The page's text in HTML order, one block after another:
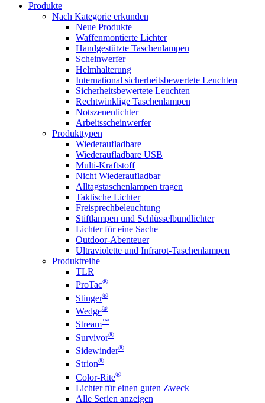
Produkte
Nach Kategorie erkunden
Neue Produkte
Waffenmontierte Lichter
Handgestützte Taschenlampen
Scheinwerfer
Helmhalterung
International sicherheitsbewertete Leuchten
Sicherheitsbewertete Leuchten
Rechtwinklige Taschenlampen
Notszenenlichter
Arbeitsscheinwerfer
Produkttypen
Wiederaufladbare
Wiederaufladbare USB
Multi-Kraftstoff
Nicht Wiederaufladbar
Alltagstaschenlampen tragen
Taktische Lichter
Freisprechbeleuchtung
Stiftlampen und Schlüsselbundlichter
Lichter für eine Sache
Outdoor-Abenteuer
Ultraviolette und Infrarot-Taschenlampen
Produktreihe
TLR
ProTac®
Stinger®
Wedge®
Stream™
Survivor®
Sidewinder®
Strion®
Color-Rite®
Lichter für einen guten Zweck
Alle Serien anzeigen